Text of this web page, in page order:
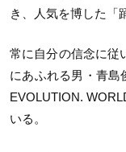
き、人気を博した「
常に自分の信念に従
にあふれる男・青島
EVOLUTION.
いる。